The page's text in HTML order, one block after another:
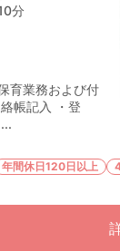
分
育業務および付
帳記入 ・登
年間休日120日以上